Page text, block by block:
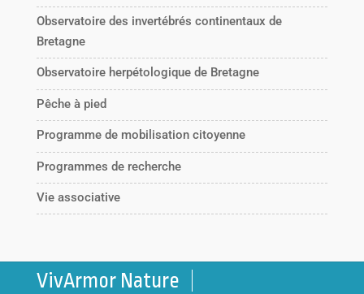
Observatoire des invertébrés continentaux de
Bretagne
Observatoire herpétologique de Bretagne
Pêche à pied
Programme de mobilisation citoyenne
Programmes de recherche
Vie associative
VivArmor Nature